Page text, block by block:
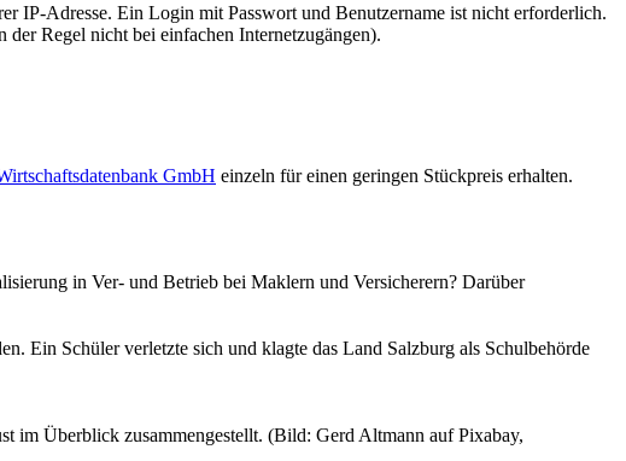
IP-Adresse. Ein Login mit Passwort und Benutzername ist nicht erforderlich.
Regel nicht bei einfachen Internetzugängen).
GmbH einzeln für einen geringen Stückpreis erhalten.
in Ver- und Betrieb bei Maklern und Versicherern? Darüber
Ein Schüler verletzte sich und klagte das Land Salzburg als Schulbehörde
im Überblick zusammengestellt. (Bild: Gerd Altmann auf Pixabay,